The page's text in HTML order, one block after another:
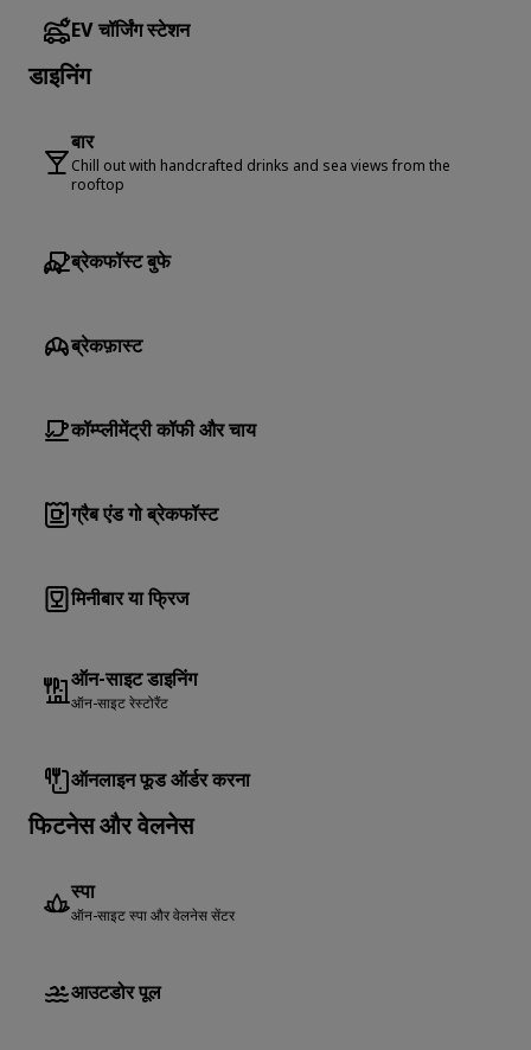
EV चॉर्जिंग स्टेशन
डाइनिंग
बार
Chill out with handcrafted drinks and sea views from the
rooftop
ब्रेकफॉस्ट बुफे
ब्रेकफ़ास्ट
कॉम्प्लीमेंट्री कॉफी और चाय
ग्रैब एंड गो ब्रेकफॉस्ट
मिनीबार या फ्रिज
ऑन-साइट डाइनिंग
ऑन-साइट रेस्टोरैंट
ऑनलाइन फूड ऑर्डर करना
फिटनेस और वेलनेस
स्पा
ऑन-साइट स्पा और वेलनेस सेंटर
आउटडोर पूल